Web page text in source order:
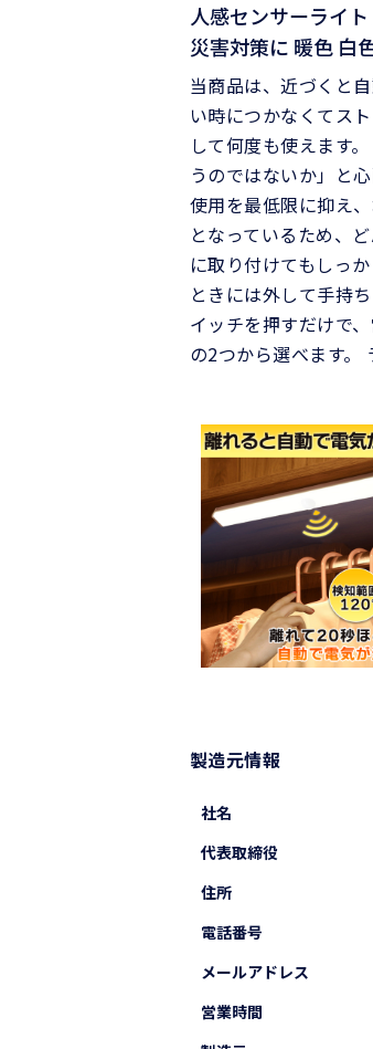
人感センサーライ
災害対策に 暖色 白
当商品は、近づくと
い時につかなくてス
して何度も使えます
うのではないか」と
使用を最低限に抑え
となっているため、
に取り付けてもしっ
ときには外して手持
イッチを押すだけで
の2つから選べます。
製造元情報
社名
代表取締役
住所
電話番号
メールアドレス
営業時間